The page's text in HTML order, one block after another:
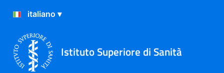
Istituto Superiore di Sanità